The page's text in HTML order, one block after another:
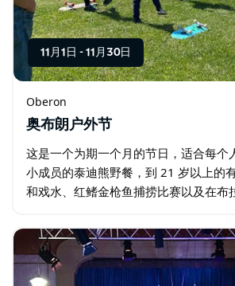
11月1日 - 11月30日
Oberon
奥布朗户外节
这是一个为期一个月的节日，适合每个
小成员的泰迪熊野餐，到 21 岁以上的
和戏水、红鳍金枪鱼捕捞比赛以及在布